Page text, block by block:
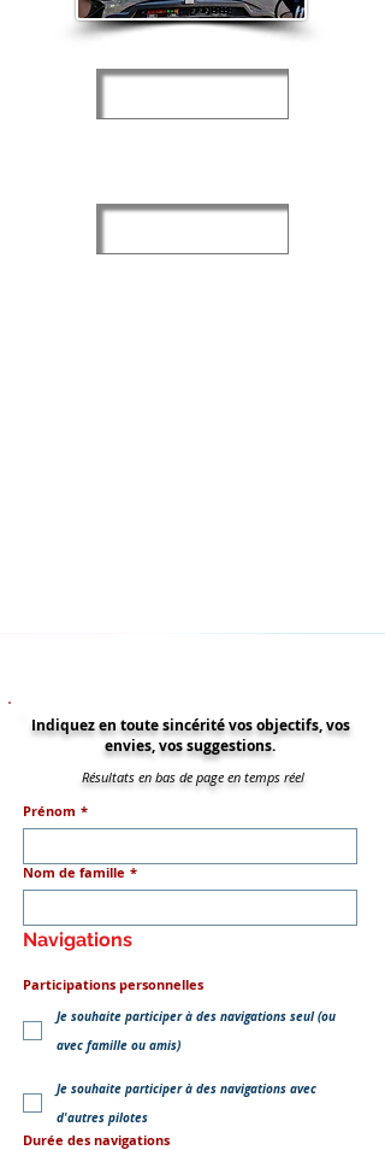
Indiquez en toute sincérité vos objectifs, vos
envies, vos suggestions.
Résultats en bas de page en temps réel
Prénom *
Nom de famille *
Navigations
Participations personnelles
Je souhaite participer à des navigations seul (ou
avec famille ou amis)
Je souhaite participer à des navigations avec
d'autres pilotes
Durée des navigations